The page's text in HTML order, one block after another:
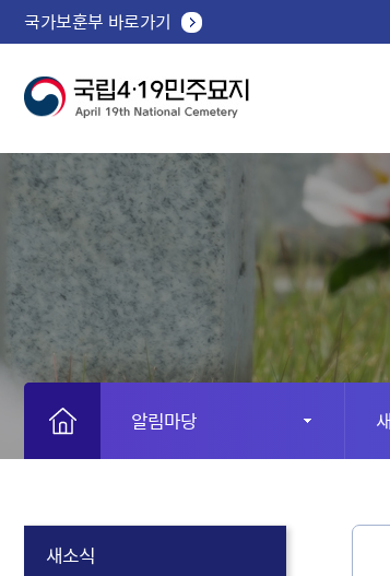
국가보훈부 바로가기
알림마당
새소식